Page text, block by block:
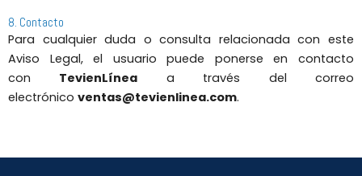
8. Contacto
Para cualquier duda o consulta relacionada con este
Aviso Legal, el usuario puede ponerse en contacto
con TevienLínea a través del correo
electrónico ventas@tevienlinea.com.